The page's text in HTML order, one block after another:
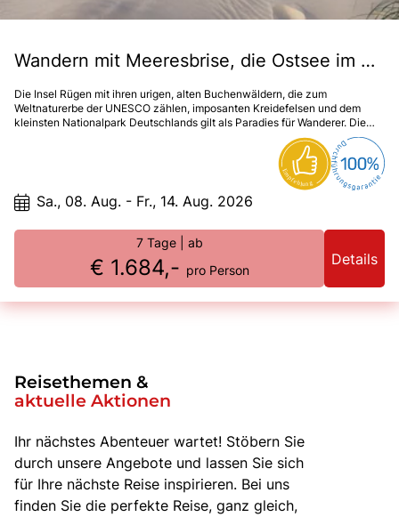
Wandern mit Meeresbrise, die Ostsee im Blick
Die Insel Rügen mit ihren urigen, alten Buchenwäldern, die zum
Weltnaturerbe der UNESCO zählen, imposanten Kreidefelsen und dem
kleinsten Nationalpark Deutschlands gilt als Paradies für Wanderer. Die
hügelige und sanfte Natur bietet eine Vielzahl von Wanderwegen, die es
ermöglichen, Deutschlands größte Insel ausgiebig zu erkunden. Nehmen
Sie sich unbedingt Zeit für eine Pause an einem der feinen Sandstrände
oder in einem der Seebäder und genießen Sie die erfrischende
Meeresbrise.
Sa., 08. Aug. - Fr., 14. Aug. 2026
7 Tage | ab
€ 1.684,- pro Person
Details
Reisethemen &
aktuelle Aktionen
Ihr nächstes Abenteuer wartet! Stöbern Sie
durch unsere Angebote und lassen Sie sich
für Ihre nächste Reise inspirieren. Bei uns
finden Sie die perfekte Reise, ganz gleich,